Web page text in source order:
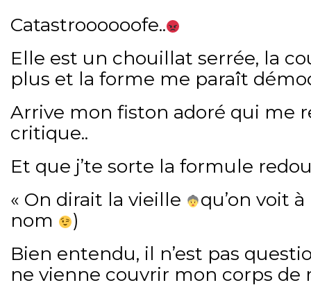
Catastroooooofe..
Elle est un chouillat serrée, la
plus et la forme me paraît
Arrive mon fiston adoré qui me
critique..
Et que j’te sorte la formule
« On dirait la vieille
qu’on voit
nom
)
Bien entendu, il n’est pas
ne vienne couvrir mon corps de